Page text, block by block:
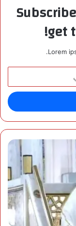
get
Lorem